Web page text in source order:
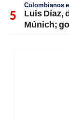
Colombianos
Luis Díaz,
Múnich;